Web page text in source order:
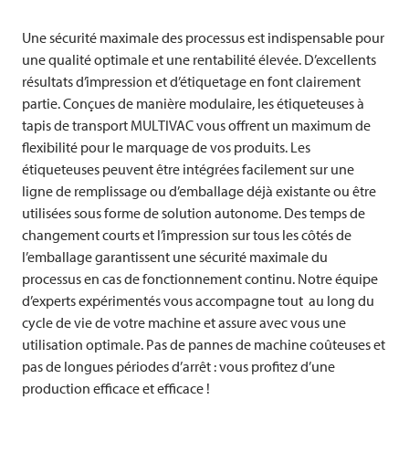
Une sécurité maximale des processus est indispensable pour
une qualité optimale et une rentabilité élevée. D’excellents
résultats d’impression et d’étiquetage en font clairement
partie. Conçues de manière modulaire, les étiqueteuses à
tapis de transport MULTIVACvous offrent un maximum de
flexibilité pour le marquage de vos produits. Les
étiqueteuses peuvent être intégrées facilement sur une
ligne de remplissage ou d’emballage déjà existante ou être
utilisées sous forme de solution autonome. Des temps de
changement courts et l’impression sur tous les côtés de
l’emballage garantissent une sécurité maximale du
processus en cas de fonctionnement continu. Notre équipe
d’experts expérimentés vous accompagne tout au long du
cycle de vie de votre machine et assure avec vous une
utilisation optimale. Pas de pannes de machine coûteuses et
pas de longues périodes d’arrêt : vous profitez d’une
production efficace et efficace !